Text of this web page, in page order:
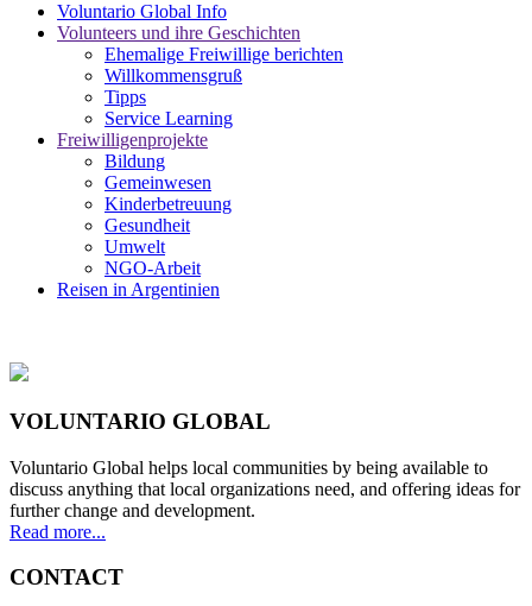
Voluntario Global Info
Volunteers und ihre Geschichten
Ehemalige Freiwillige berichten
Willkommensgruß
Tipps
Service Learning
Freiwilligenprojekte
Bildung
Gemeinwesen
Kinderbetreuung
Gesundheit
Umwelt
NGO-Arbeit
Reisen in Argentinien
VOLUNTARIO GLOBAL
Voluntario Global helps local communities by being available to
discuss anything that local organizations need, and offering ideas for
further change and development.
Read more...
CONTACT